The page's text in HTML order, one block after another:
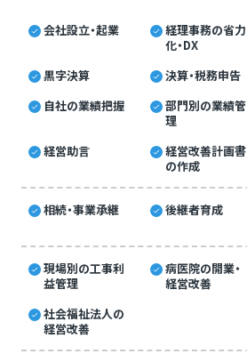
会社設立・起業
経理事務の省力
化・DX
黒字決算 決算・税務申告
自社の業績把握
部門別の業績管
理
経営助言
経営改善計画書
の作成
相続・事業承継 後継者育成
現場別の工事利
益管理
病医院の開業・
経営改善
社会福祉法人の
経営改善